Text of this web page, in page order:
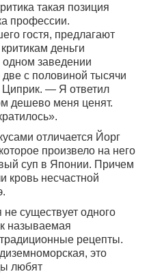
такая позиция
профессии.
гостя, предлагают
деньги
заведении
с половиной тысячи
— Я ответил
дешево меня ценят.
отличается Йорг
произвело на него
суп в Японии. Причем
кровь несчастной
существует одного
называемая
рецепты.
это
любят